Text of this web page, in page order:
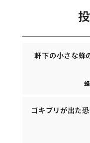
軒下の小さな蜂
蜂
ゴキブリが出た